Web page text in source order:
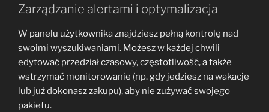
Zarządzanie alertami i optymalizacja
W panelu użytkownika znajdziesz pełną kontrolę nad
swoimi wyszukiwaniami. Możesz w każdej chwili
edytować przedział czasowy, częstotliwość, a także
wstrzymać monitorowanie (np. gdy jedziesz na wakacje
lub już dokonasz zakupu), aby nie zużywać swojego
pakietu.